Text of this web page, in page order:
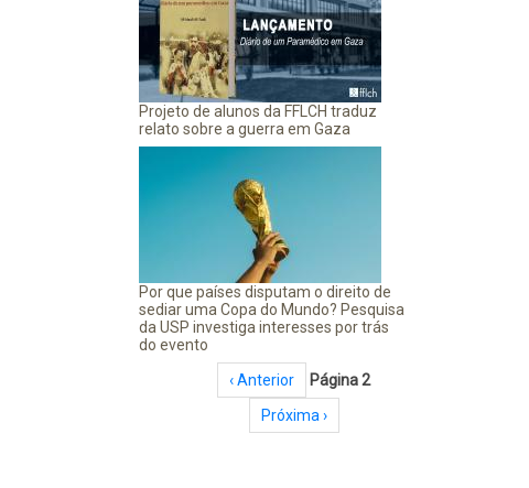
Projeto de alunos da FFLCH traduz
relato sobre a guerra em Gaza
Por que países disputam o direito de
sediar uma Copa do Mundo? Pesquisa
da USP investiga interesses por trás
do evento
PaginaçãoPágina anterior
‹ Anterior
Página 2
Próxima página
Próxima ›